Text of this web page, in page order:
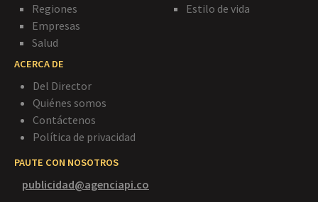
Regiones
Empresas
Salud
Estilo de vida
ACERCA DE
Del Director
Quiénes somos
Contáctenos
Política de privacidad
PAUTE CON NOSOTROS
publicidad@agenciapi.co